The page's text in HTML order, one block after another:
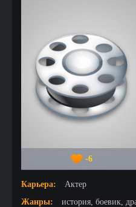
-6
Карьера:
Актер
Жанры:
история, боевик,